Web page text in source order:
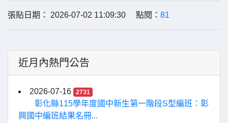
張貼日期： 2026-07-02 11:09:30 點閱： 81
近月內熱門公告
2026-07-16 2731
彰化縣115學年度國中新生第一階段S型編班：彰
興國中編班結果名冊...